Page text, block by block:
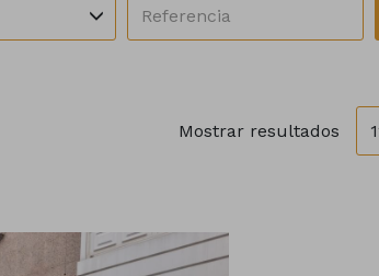
Mostrar resultados